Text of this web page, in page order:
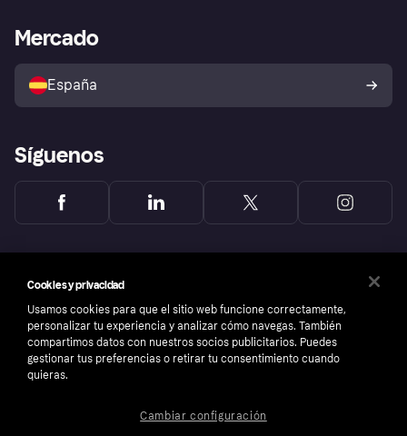
Directorio de tiendas
Política de protección al
comprador de Klarna
Reclamaciones
Acceso empresas
Mercado
España
Síguenos
Cookies y privacidad
Usamos cookies para que el sitio web funcione correctamente,
personalizar tu experiencia y analizar cómo navegas. También
compartimos datos con nuestros socios publicitarios. Puedes
gestionar tus preferencias o retirar tu consentimiento cuando
quieras.
Cambiar configuración